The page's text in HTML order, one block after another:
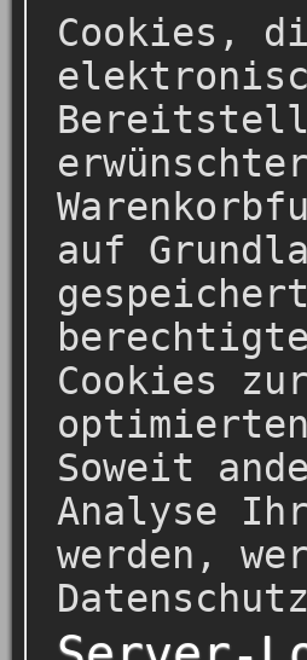
Cookies,
auf
Cookies
Soweit
Analyse
werden,